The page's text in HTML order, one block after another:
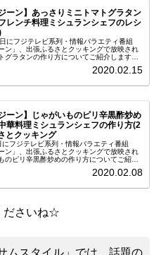
ーン】あっさりミニトマトグラタン
レンチ料理ミシュランシェフのレシ
にフジテレビ系列・情報バラエティ番組
ン」、出張ふるさとクッキングで放映され
グラタンの作り方についてご紹介します。
2020.02.15
ーン】じゃがいものピリ辛黒酢炒め
華料理ミシュランシェフの作り方(2
とクッキング
フジテレビ系列・情報バラエティ番組
ン」、出張ふるさとクッキングで放映され
のピリ辛黒酢炒めの作り方についてご紹介
2020.02.08
ださいね☆